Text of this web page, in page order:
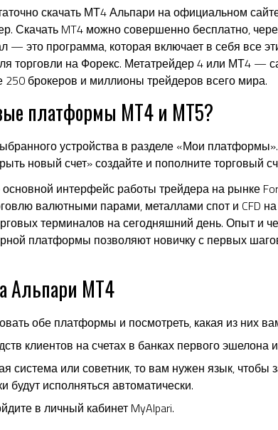
скачать МТ4 Альпари на официальном
Скачать MT4 можно совершенно бесплатно,
это программа, которая включает в себя все
торговли на Форекс. Метатрейдер 4 или МТ4 —
брокеров и миллионы трейдеров всего мира.
платформы MT4 и MT5?
устройства в разделе «Мои
новый счет» создайте и пополните торговый
интерфейс работы трейдера на рынке
валютными парами, металлами спот и CFD
терминалов на сегодняшний день. Опыт и
платформы позволяют новичку с первых
Альпари МТ4
обе платформы и посмотреть, какая из них
клиентов на счетах в банках первого
система или советник, то вам нужен язык,
будут исполняться автоматически.
в личный кабинет MyAlpari.